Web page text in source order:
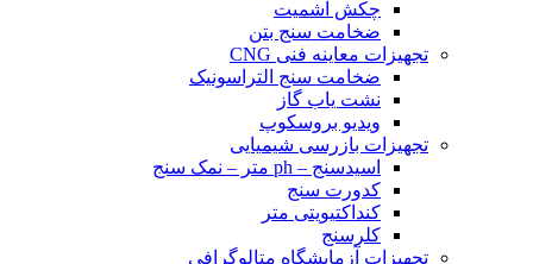
چکش اشمیت
ضخامت سنج بتن
تجهیزات معاینه فنی CNG
ضخامت سنج التراسونیک
نشت یاب گاز
ویدیو بروسکوپ
تجهیزات بازرسی شیمیایی
اسیدسنج – ph متر – نمک سنج
کدورت سنج
کنداکتیویتی متر
کلرسنج
تجهیزات آزمایشگاه متالوگرافی